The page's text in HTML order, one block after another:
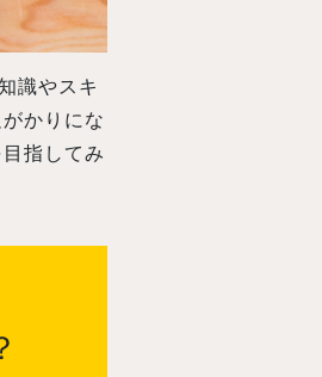
識やスキ
かりにな
指してみ